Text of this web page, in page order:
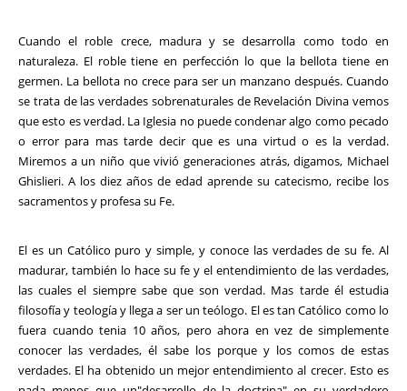
Cuando el roble crece, madura y se desarrolla como todo en
naturaleza. El roble tiene en perfección lo que la bellota tiene en
germen. La bellota no crece para ser un manzano después. Cuando
se trata de las verdades sobrenaturales de Revelación Divina vemos
que esto es verdad. La Iglesia no puede condenar algo como pecado
o error para mas tarde decir que es una virtud o es la verdad.
Miremos a un niño que vivió generaciones atrás, digamos, Michael
Ghislieri. A los diez años de edad aprende su catecismo, recibe los
sacramentos y profesa su Fe.
El es un Católico puro y simple, y conoce las verdades de su fe. Al
madurar, también lo hace su fe y el entendimiento de las verdades,
las cuales el siempre sabe que son verdad. Mas tarde él estudia
filosofía y teología y llega a ser un teólogo. El es tan Católico como lo
fuera cuando tenia 10 años, pero ahora en vez de simplemente
conocer las verdades, él sabe los porque y los comos de estas
verdades. El ha obtenido un mejor entendimiento al crecer. Esto es